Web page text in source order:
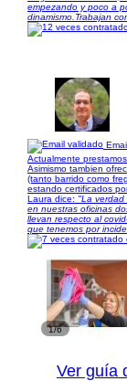
empezando y poco a
dinamismo.Trabajan
Actualmente
Asimismo tambien
(tanto barrido como
estando certificados
Laura dice: "La verdad
en nuestras oficinas
llevan respecto al
que tenemos por
1/6
Ver guía